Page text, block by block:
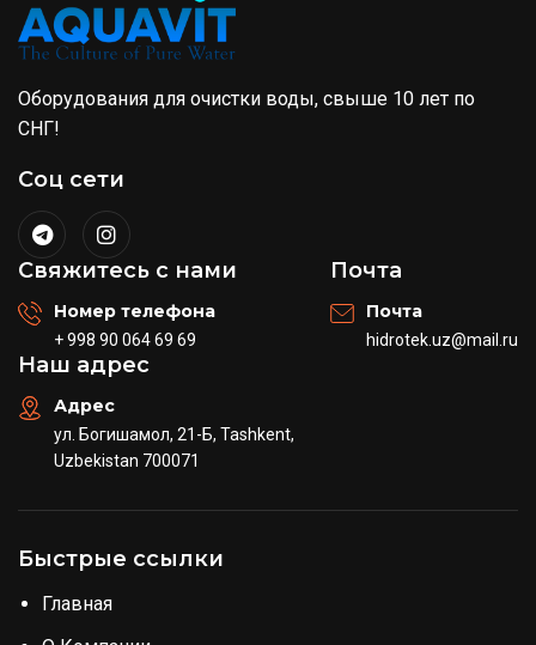
Оборудования для очистки воды, свыше 10 лет по
СНГ!
Соц сети
Свяжитесь с нами
Номер телефона
+ 998 90 064 69 69
Почта
Почта
hidrotek.uz@mail.ru
Наш адрес
Адрес
ул. Богишамол, 21-Б, Tashkent,
Uzbekistan 700071
Быстрые ссылки
Главная